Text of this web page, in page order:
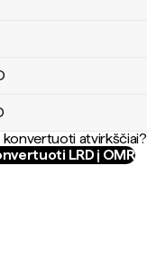
konvertuoti atvirkščiai?
LRD į OMR